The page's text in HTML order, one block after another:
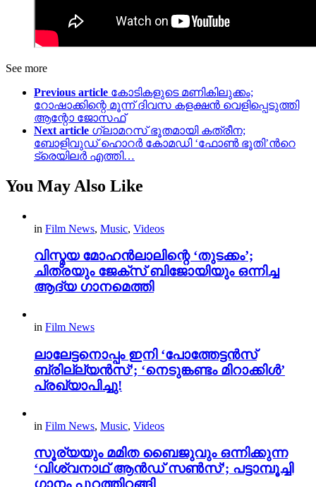
See more
Previous article കോടികളുടെ മണികിലുക്കം;
റോഷാക്കിന്റെ മൂന്ന് ദിവസ കളക്ഷന്‍ വെളിപ്പെടുത്തി
ആന്റോ ജോസഫ്
Next article ഗ്ലാമറസ് ഭൂതമായി കത്രീന;
ബോളിവുഡ് ഹൊറർ കോമഡി ‘ഫോൺ ഭൂതി’ന്‍റെ
ട്രെയിലർ എത്തി…
You May Also Like
in Film News, Music, Videos
വിസ്മയ മോഹൻലാലിന്റെ ‘തുടക്കം’;
ചിത്രയും ജേക്സ് ബിജോയിയും ഒന്നിച്ച
ആദ്യ ഗാനമെത്തി
in Film News
ലാലേട്ടനൊപ്പം ഇനി ‘പോത്തേട്ടൻസ്
ബ്രില്ല്യൻസ്’; ‘നെടുങ്കണ്ടം മിറാക്കിൾ’
പ്രഖ്യാപിച്ചു!
in Film News, Music, Videos
സൂര്യയും മമിത ബൈജുവും ഒന്നിക്കുന്ന
‘വിശ്വനാഥ് ആൻഡ് സൺസ്’; പട്ടാമ്പൂച്ചി
ഗാനം പുറത്തിറങ്ങി